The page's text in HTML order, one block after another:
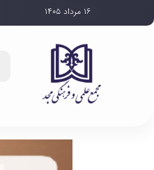
۱۶ مرداد ۱۴۰۵